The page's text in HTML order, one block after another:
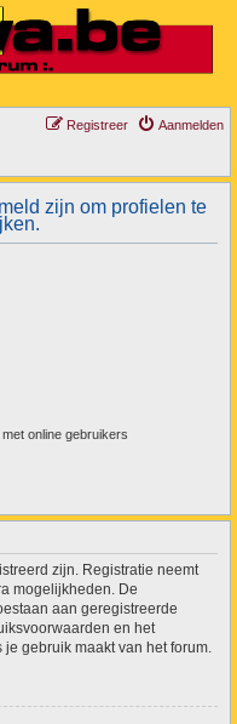
Aanmelden
Registreer
zijn om profielen te
online gebruikers
zijn. Registratie neemt
mogelijkheden. De
aan geregistreerde
en het
gebruik maakt van het forum.